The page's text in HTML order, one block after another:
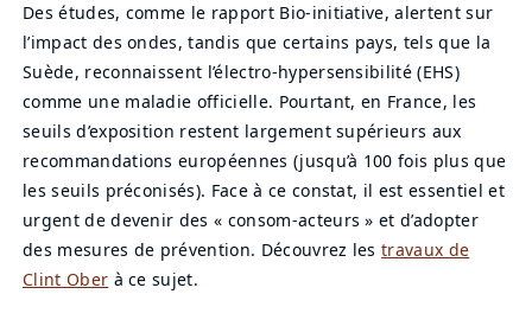
Des études, comme le rapport Bio-initiative, alertent sur
l’impact des ondes, tandis que certains pays, tels que la
Suède, reconnaissent l’électro-hypersensibilité (EHS)
comme une maladie officielle. Pourtant, en France, les
seuils d’exposition restent largement supérieurs aux
recommandations européennes (jusqu’à 100 fois plus que
les seuils préconisés). Face à ce constat, il est essentiel et
urgent de devenir des « consom-acteurs » et d’adopter
des mesures de prévention. Découvrez lestravaux de
Clint Ober à ce sujet.